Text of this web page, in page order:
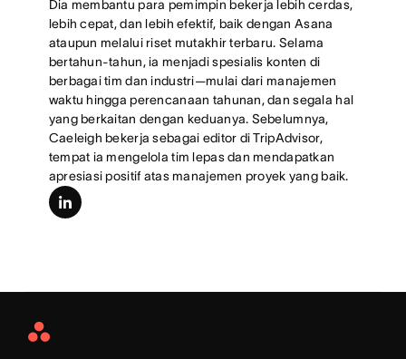
Dia membantu para pemimpin bekerja lebih cerdas,
lebih cepat, dan lebih efektif, baik dengan Asana
ataupun melalui riset mutakhir terbaru. Selama
bertahun-tahun, ia menjadi spesialis konten di
berbagai tim dan industri—mulai dari manajemen
waktu hingga perencanaan tahunan, dan segala hal
yang berkaitan dengan keduanya. Sebelumnya,
Caeleigh bekerja sebagai editor di TripAdvisor,
tempat ia mengelola tim lepas dan mendapatkan
apresiasi positif atas manajemen proyek yang baik.
linkedin
Asana